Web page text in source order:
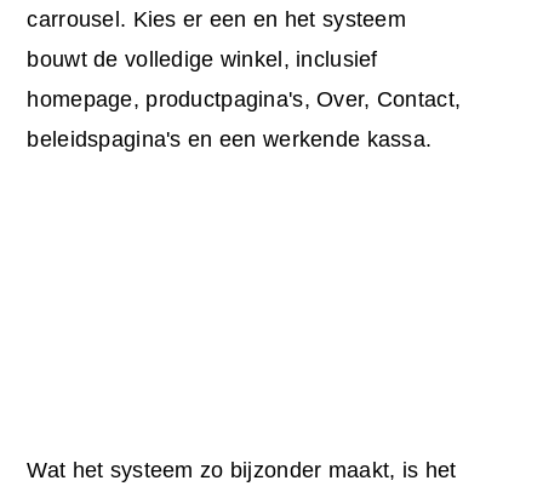
carrousel. Kies er een en het systeem
bouwt de volledige winkel, inclusief
homepage, productpagina's, Over, Contact,
beleidspagina's en een werkende kassa.
Wat het systeem zo bijzonder maakt, is het